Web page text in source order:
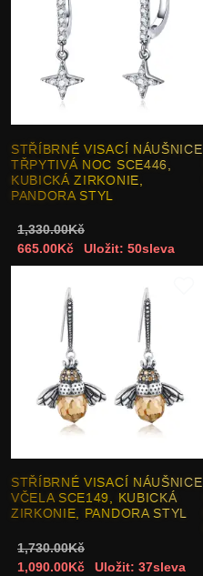
STŘÍBRNÉ VISACÍ NÁUŠNICE
TŘPYTIVÁ NOC SCE446,
KUBICKÁ ZIRKONIE,
PANDORA STYL
1,330.00Kč
665.00Kč
Uložit: 50sleva
STŘÍBRNÉ VISACÍ NÁUŠNICE
VČELA SCE149, KUBICKÁ
ZIRKONIE, PANDORA STYL
1,730.00Kč
1,090.00Kč
Uložit: 37sleva